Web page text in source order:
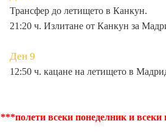
Трансфер до летището в Канкун.
21:20 ч. Излитане от Канкун за
Ден 9
12:50 ч. кацане на летището в
***полети всеки понеделник и